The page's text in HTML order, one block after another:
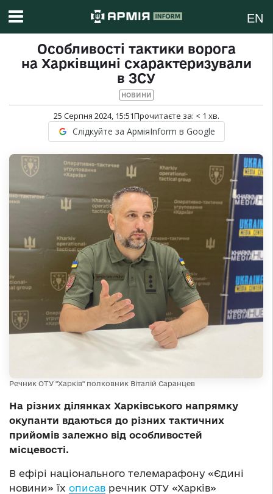
EN
Особливості тактики ворога
на Харківщині схарактеризували
в ЗСУ
НОВИНИ
25 Серпня 2024, 15:51Прочитаєте за: < 1 хв.
Слідкуйте за АрміяInform в Google
Речник ОТУ "Харків" полковник Віталій Саранцев
На різних ділянках Харківського напрямку
окупанти вдаються до різних тактичних
прийомів залежно від особливостей
місцевості.
В ефірі національного телемарафону «Єдині
новини» їх описав речник ОТУ «Харків»